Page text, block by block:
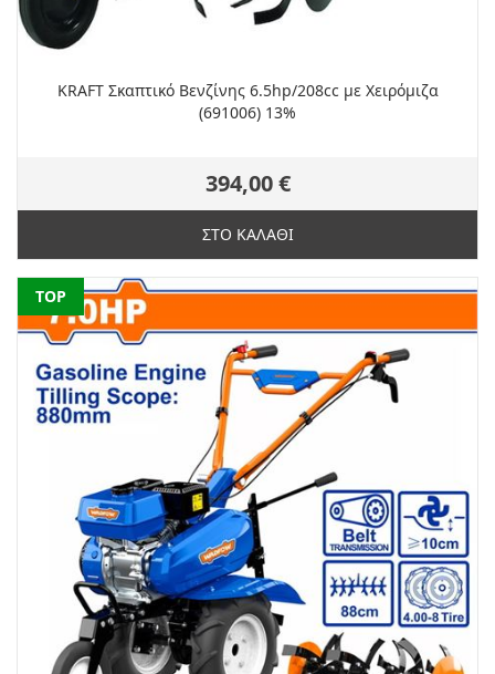
KRAFT Σκαπτικό Βενζίνης 6.5hp/208cc με Χειρόμιζα
(691006) 13%
394,00 €
ΣΤΟ ΚΑΛΑΘΙ
NEW
TOP